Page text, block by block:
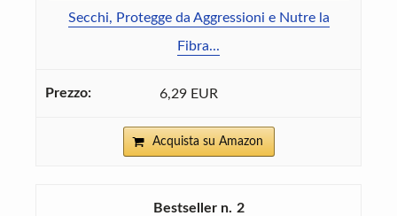
Secchi, Protegge da Aggressioni e Nutre la
Fibra...
6,29 EUR
Acquista su Amazon
2